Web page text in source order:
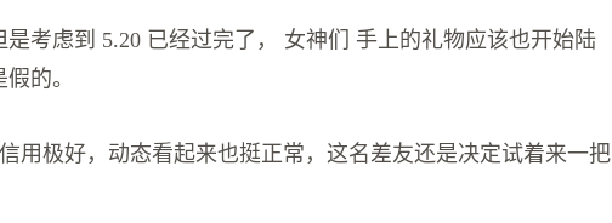
考虑到 5.20 已经过完了， 女神们 手上的礼物应该也开始陆
的。
用极好，动态看起来也挺正常，这名差友还是决定试着来一把